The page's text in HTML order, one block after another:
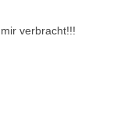
verbracht!!!